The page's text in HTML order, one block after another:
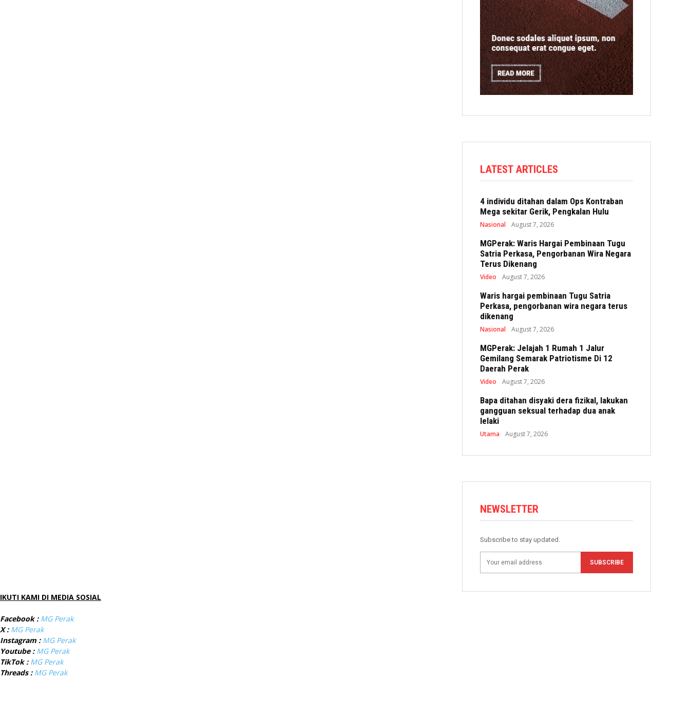
LATEST ARTICLES
4 individu ditahan dalam Ops Kontraban
Mega sekitar Gerik, Pengkalan Hulu
Nasional August 7, 2026
MGPerak: Waris Hargai Pembinaan Tugu
Satria Perkasa, Pengorbanan Wira Negara
Terus Dikenang
Video August 7, 2026
Waris hargai pembinaan Tugu Satria
Perkasa, pengorbanan wira negara terus
dikenang
Nasional August 7, 2026
MGPerak: Jelajah 1 Rumah 1 Jalur
Gemilang Semarak Patriotisme Di 12
Daerah Perak
Video August 7, 2026
Bapa ditahan disyaki dera fizikal, lakukan
gangguan seksual terhadap dua anak
lelaki
Utama August 7, 2026
NEWSLETTER
Subscribe to stay updated.
SUBSCRIBE
IKUTI KAMI DI MEDIA SOSIAL
Facebook : MG Perak
X : MG Perak
Instagram : MG Perak
Youtube : MG Perak
TikTok : MG Perak
Threads : MG Perak